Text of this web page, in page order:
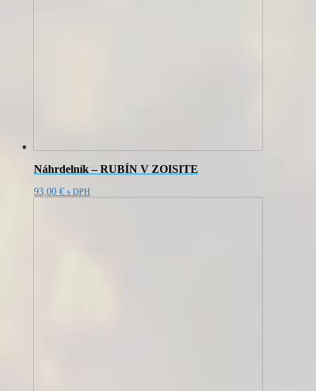
Náhrdelník – RUBÍN V ZOISITE
93,00 € s DPH